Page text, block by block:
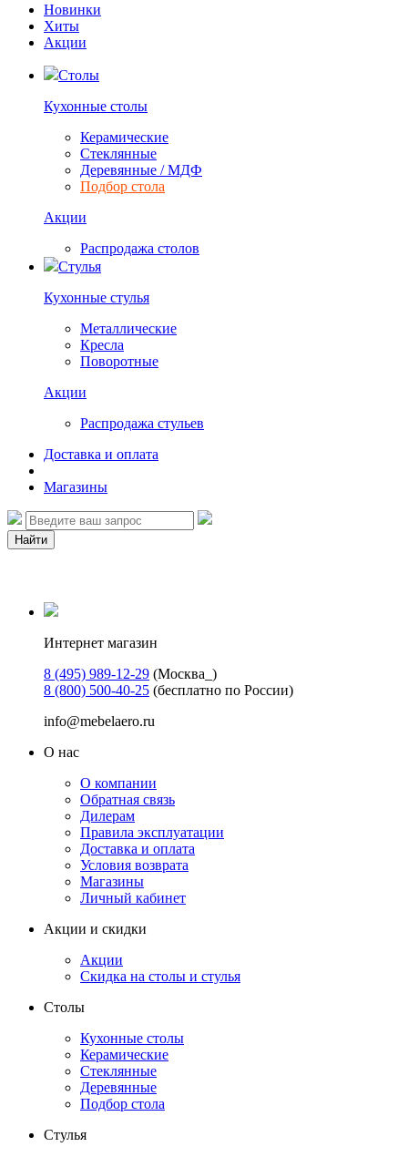
Новинки
Хиты
Акции
Столы
Кухонные столы
Керамические
Стеклянные
Деревянные / МДФ
Подбор стола
Акции
Распродажа столов
Стулья
Кухонные стулья
Металлические
Кресла
Поворотные
Акции
Распродажа стульев
Доставка и оплата
Магазины
Найти
Интернет магазин
8 (495) 989-12-29 (Москва_)
8 (800) 500-40-25 (бесплатно по России)
info@mebelaero.ru
О нас
О компании
Обратная связь
Дилерам
Правила эксплуатации
Доставка и оплата
Условия возврата
Магазины
Личный кабинет
Акции и скидки
Акции
Скидка на столы и стулья
Столы
Кухонные столы
Керамические
Стеклянные
Деревянные
Подбор стола
Стулья